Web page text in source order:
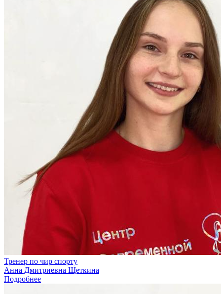
Тренер по чир спорту
Анна Дмитриевна Щеткина
Подробнее